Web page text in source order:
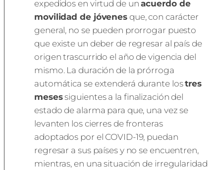
expedidos en virtud de unacuerdo de
movilidad de jóvenes que, con carácter
general, no se pueden prorrogar puesto
que existe un deber de regresar al país de
origen trascurrido el año de vigencia del
mismo. La duración de la prórroga
automática se extenderá durante lostres
mesessiguientes a la finalización del
estado de alarma para que, una vez se
levanten los cierres de fronteras
adoptados por el COVID-19, puedan
regresar a sus países y no se encuentren,
mientras, en una situación de irregularidad